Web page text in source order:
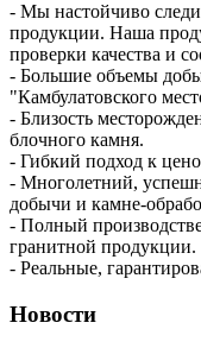
- Мы настойчиво
продукции. Наша
проверки качества и
- Большие объемы
"Камбулатовского
- Близость
блочного камня.
- Гибкий подход к
- Многолетний,
добычи и камне-
- Полный
гранитной продукции.
- Реальные,
Новости